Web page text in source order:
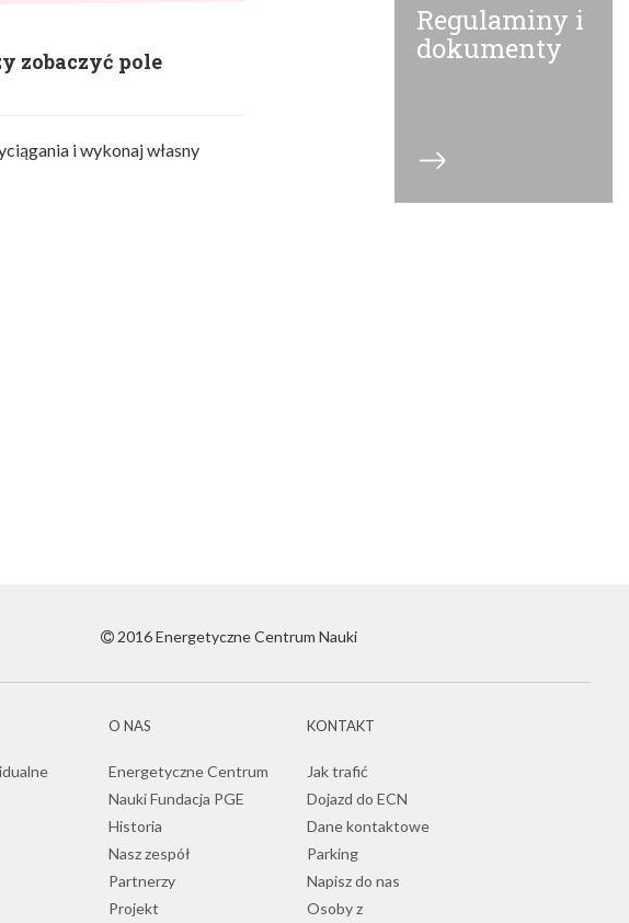
zobaczyć pole
i wykonaj własny
Regulaminy i
dokumenty
2016 Energetyczne Centrum Nauki
O NAS
Energetyczne Centrum
Nauki Fundacja PGE
Historia
Nasz zespół
Partnerzy
Projekt
KONTAKT
Jak trafić
Dojazd do ECN
Dane kontaktowe
Parking
Napisz do nas
Osoby z